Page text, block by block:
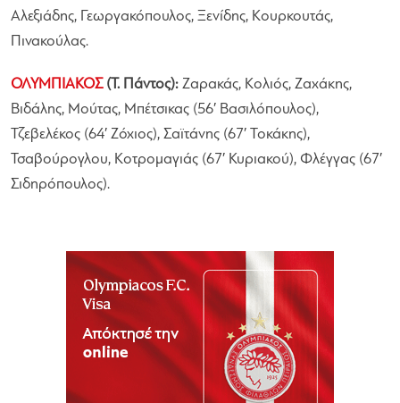
Αλεξιάδης, Γεωργακόπουλος, Ξενίδης, Κουρκουτάς,
Πινακούλας.
ΟΛΥΜΠΙΑΚΟΣ(Τ. Πάντος): Ζαρακάς, Κολιός, Ζαχάκης,
Βιδάλης, Μούτας, Μπέτσικας (56′ Βασιλόπουλος),
Τζεβελέκος (64′ Ζόχιος), Σαϊτάνης (67′ Τοκάκης),
Τσαβούρογλου, Κοτρομαγιάς (67′ Κυριακού), Φλέγγας (67′
Σιδηρόπουλος).